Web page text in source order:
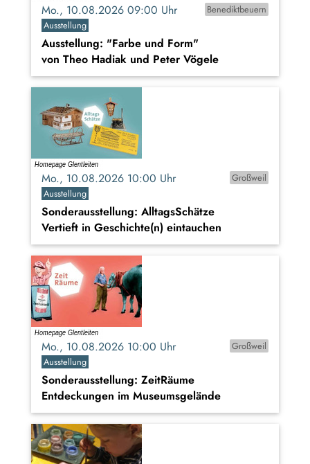
Mo., 10.08.2026 09:00 Uhr
Benediktbeuern
Ausstellung
Ausstellung: "Farbe und Form"
von Theo Hadiak und Peter Vögele
Mo., 10.08.2026 10:00 Uhr
Großweil
Ausstellung
Sonderausstellung: AlltagsSchätze
Vertieft in Geschichte(n) eintauchen
Mo., 10.08.2026 10:00 Uhr
Großweil
Ausstellung
Sonderausstellung: ZeitRäume
Entdeckungen im Museumsgelände